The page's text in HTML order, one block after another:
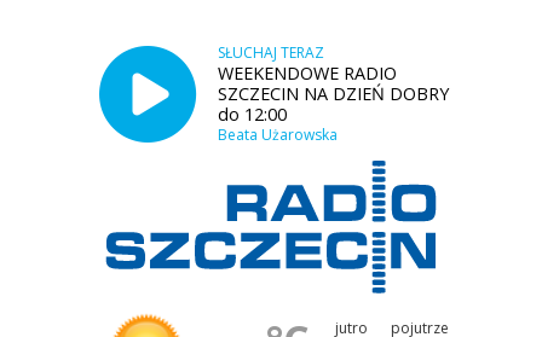
SŁUCHAJ TERAZ
WEEKENDOWE RADIO
SZCZECIN NA DZIEŃ DOBRY
do 12:00
Beata Użarowska
jutro pojutrze